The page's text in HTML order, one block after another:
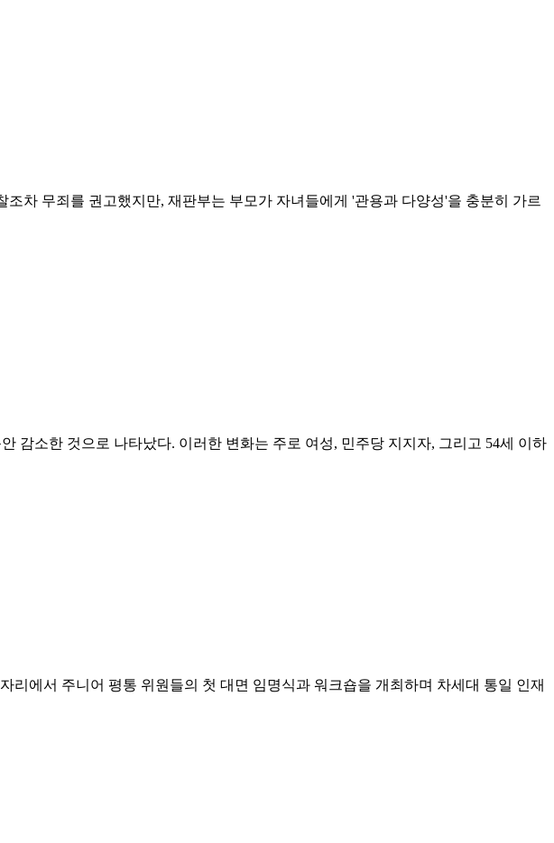
차 무죄를 권고했지만, 재판부는 부모가 자녀들에게 '관용과 다양성'을 충분히 가르
감소한 것으로 나타났다. 이러한 변화는 주로 여성, 민주당 지지자, 그리고 54세 이하
에서 주니어 평통 위원들의 첫 대면 임명식과 워크숍을 개최하며 차세대 통일 인재